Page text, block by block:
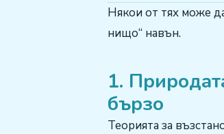
Някои от тях може
нищо“ навън.
1.
бързо
Теорията за